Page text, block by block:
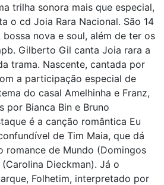
trilha sonora mais que especial,
o cd Joia Rara Nacional. São 14
bossa nova e soul, além de ter os
Gilberto Gil canta Joia rara a
trama. Nascente, cantada por
a participação especial de
do casal Amelhinha e Franz,
por Bianca Bin e Bruno
é a canção romântica Eu
de Tim Maia, que dá
romance de Mundo (Domingos
Dieckman). Já o
Folhetim, interpretado por